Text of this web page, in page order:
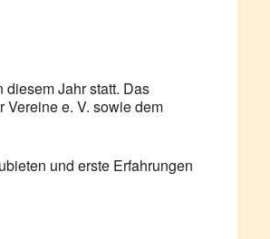
Jahr statt. Das
e. V. sowie dem
und erste Erfahrungen